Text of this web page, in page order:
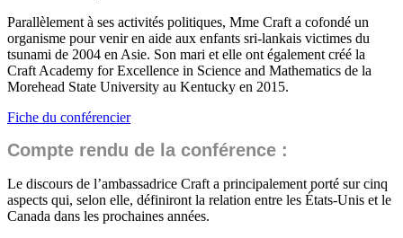
Parallèlement à ses activités politiques, Mme Craft a cofondé un
organisme pour venir en aide aux enfants sri-lankais victimes du
tsunami de 2004 en Asie. Son mari et elle ont également créé la
Craft Academy for Excellence in Science and Mathematics de la
Morehead State University au Kentucky en 2015.
Fiche du conférencier
Compte rendu de la conférence :
Le discours de l’ambassadrice Craft a principalement porté sur cinq
aspects qui, selon elle, définiront la relation entre les États-Unis et le
Canada dans les prochaines années.